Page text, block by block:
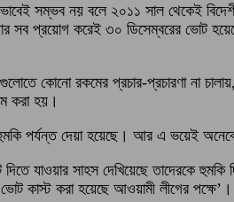
সম্ভব নয় বলে ২০১১ সাল থেকেই
সব প্রয়োগ করেই ৩০ ডিসেম্বরের ভোট
কোনো রকমের প্রচার-প্রচারণা
করা হয়।
হুমকি পর্যন্ত দেয়া হয়েছে। আর এ ভয়েই
যাওয়ার সাহস দেখিয়েছে তাদেরকে
কাস্ট করা হয়েছে আওয়ামী লীগের পক্ষে’।